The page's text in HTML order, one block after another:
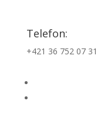
Telefon:
+421 36 752 07 31